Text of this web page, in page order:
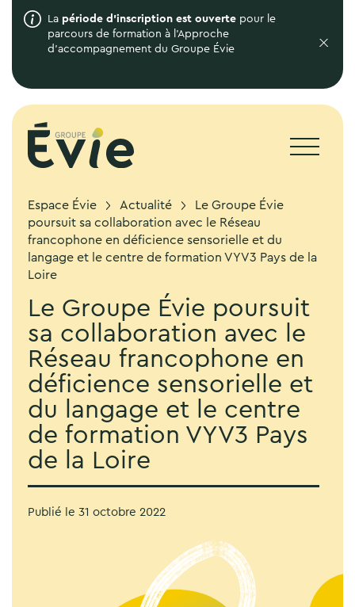
La période d'inscription est ouverte pour le
parcours de formation à l'Approche
d'accompagnement du Groupe Évie
Espace Évie Actualité
Le Groupe Évie
poursuit sa collaboration avec le Réseau
francophone en déficience sensorielle et du
langage et le centre de formation VYV3 Pays de la
Loire
Le Groupe Évie poursuit
sa collaboration avec le
Réseau francophone en
déficience sensorielle et
du langage et le centre
de formation VYV3 Pays
de la Loire
Publié le 31 octobre 2022